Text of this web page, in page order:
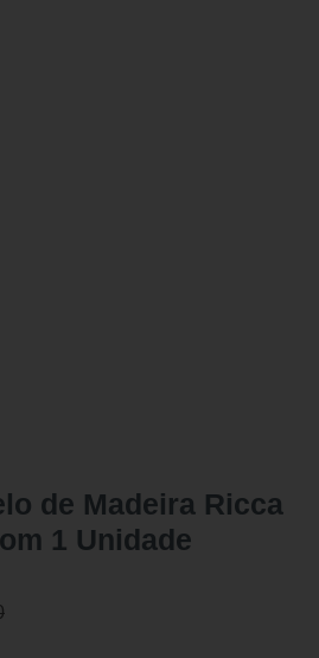
de Madeira Ricca
1 Unidade